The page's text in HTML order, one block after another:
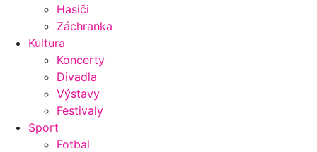
Hasiči
Záchranka
Kultura
Koncerty
Divadla
Výstavy
Festivaly
Sport
Fotbal